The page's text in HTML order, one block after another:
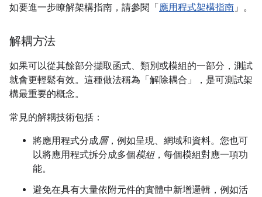
如要進一步瞭解架構指南，請參閱「應用程式架構指南 」。
解耦方法
如果可以從其餘部分擷取函式、類別或模組的一部分，測試
就會更輕鬆有效。這種做法稱為「解除耦合」，是可測試架
構最重要的概念。
常見的解耦技術包括：
將應用程式分成層，例如呈現、網域和資料。您也可
以將應用程式拆分成多個模組，每個模組對應一項功
能。
避免在具有大量依附元件的實體中新增邏輯，例如活